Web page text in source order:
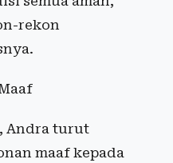
rekon
Andra turut
maaf kepada